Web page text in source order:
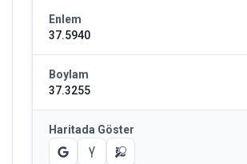
Enlem
37.5940
Boylam
37.3255
Haritada Göster